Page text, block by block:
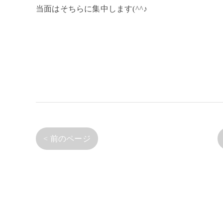
当面はそちらに集中します(^^♪
< 前のページ